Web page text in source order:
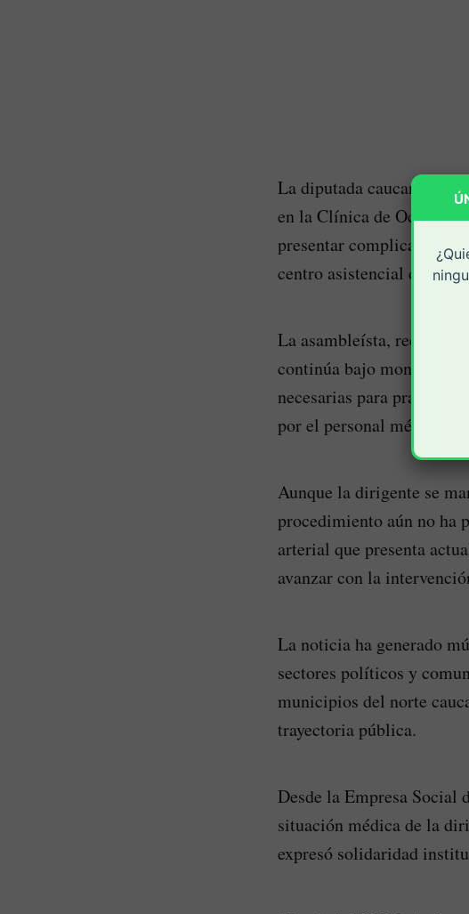
La diputada caucana y
en la Clínica de
presentar complicaciones
centro asistencial de
La asambleísta,
continúa bajo monitoreo
necesarias para
por el personal médico.
Aunque la dirigente se
procedimiento aún no ha
arterial que presenta
avanzar con la
La noticia ha generado
sectores políticos y
municipios del norte
trayectoria pública.
Desde la Empresa Social
situación médica de la
expresó solidaridad